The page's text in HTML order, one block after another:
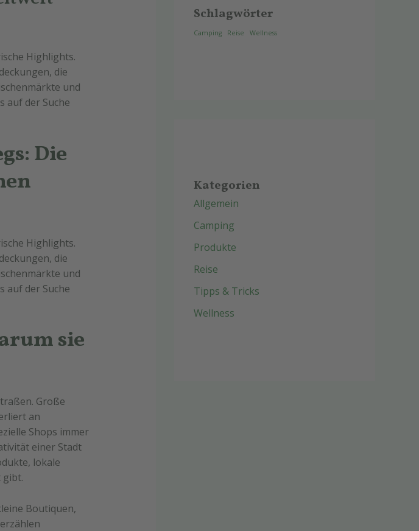
Highlights.
die
und
auf der Suche
Die
Highlights.
die
und
auf der Suche
sie
Große
an
Shops immer
einer Stadt
lokale
gibt.
Boutiquen,
Schlagwörter
Camping Reise Wellness
Kategorien
Allgemein
Camping
Produkte
Reise
Tipps & Tricks
Wellness